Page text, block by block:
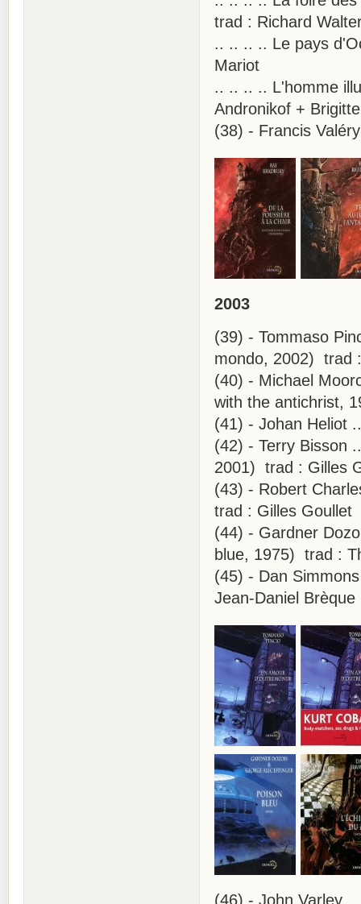
trad : Richard
.. .. .. .. Le pays
Mariot
.. .. .. .. L'homme
Andronikof +
(38) - Francis
2003
(39) - Tommaso
mondo, 2002) trad
(40) - Michael
with the antichrist,
(41) - Johan Heliot
(42) - Terry Bisson
2001) trad : Gilles
(43) - Robert
trad : Gilles Goullet
(44) - Gardner
blue, 1975) trad :
(45) - Dan
Jean-Daniel
(46) - John Varley